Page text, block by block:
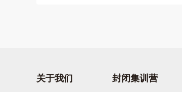
关于我们 封闭集训营